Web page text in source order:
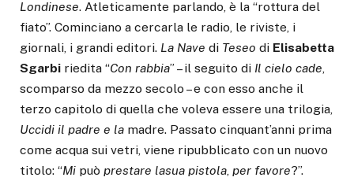
Londinese. Atleticamente parlando, è la “rottura del
fiato”. Cominciano a cercarla le radio, le riviste, i
giornali, i grandi editori. La Nave di Teseo di Elisabetta
Sgarbi riedita “Con rabbia” – il seguito di Il cielo cade,
scomparso da mezzo secolo – e con esso anche il
terzo capitolo di quella che voleva essere una trilogia,
Uccidi il padre e la madre. Passato cinquant’anni prima
come acqua sui vetri, viene ripubblicato con un nuovo
titolo: “Mi può prestare lasua pistola, per favore?”.